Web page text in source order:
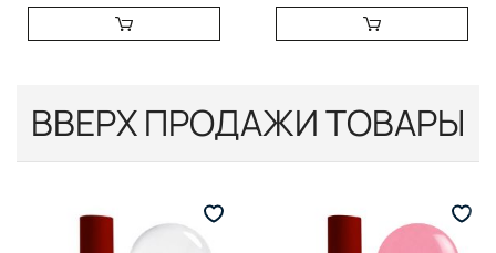
ВВЕРХ ПРОДАЖИ ТОВАРЫ